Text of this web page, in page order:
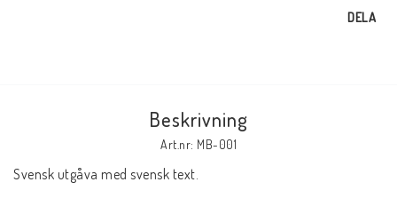
Inkl. Moms
DELA
Beskrivning
Art.nr: MB-001
Svensk utgåva med svensk text.